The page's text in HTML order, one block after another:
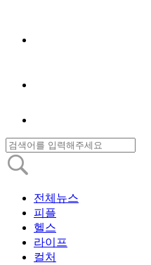
전체뉴스
피플
헬스
라이프
컬처